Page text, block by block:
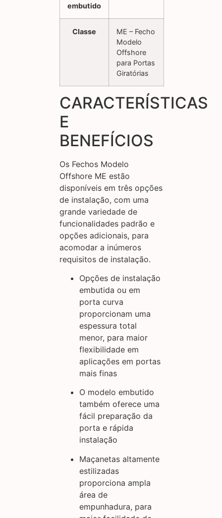
embutido
Classe
ME – Fecho
Modelo
Offshore
para Portas
Giratórias
CARACTERÍSTICAS
E
BENEFÍCIOS
Os Fechos Modelo
Offshore ME estão
disponíveis em três opções
de instalação, com uma
grande variedade de
funcionalidades padrão e
opções adicionais, para
acomodar a inúmeros
requisitos de instalação.
Opções de instalação
embutida ou em
porta curva
proporcionam uma
espessura total
menor, para maior
flexibilidade em
aplicações em portas
mais finas
O modelo embutido
também oferece uma
fácil preparação da
porta e rápida
instalação
Maçanetas altamente
estilizadas
proporciona ampla
área de
empunhadura, para